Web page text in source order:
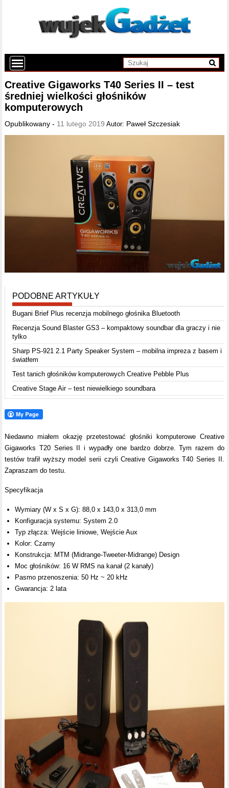
Creative Gigaworks T40 Series II – test
średniej wielkości głośników
komputerowych
Opublikowany - 11 lutego 2019 Autor: Paweł Szczesiak
PODOBNE ARTYKUŁY
Bugani Brief Plus recenzja mobilnego głośnika Bluetooth
Recenzja Sound Blaster GS3 – kompaktowy soundbar dla graczy i nie
tylko
Sharp PS-921 2.1 Party Speaker System – mobilna impreza z basem i
światłem
Test tanich głośników komputerowych Creative Pebble Plus
Creative Stage Air – test niewielkiego soundbara
Niedawno miałem okazję przetestować głośniki komputerowe Creative
Gigaworks T20 Series II i wypadły one bardzo dobrze. Tym razem do
testów trafił wyższy model serii czyli Creative Gigaworks T40 Series II.
Zapraszam do testu.
Specyfikacja
Wymiary (W x S x G): 88,0 x 143,0 x 313,0 mm
Konfiguracja systemu: System 2.0
Typ złącza: Wejście liniowe, Wejście Aux
Kolor: Czarny
Konstrukcja: MTM (Midrange-Tweeter-Midrange) Design
Moc głośników: 16 W RMS na kanał (2 kanały)
Pasmo przenoszenia: 50 Hz ~ 20 kHz
Gwarancja: 2 lata